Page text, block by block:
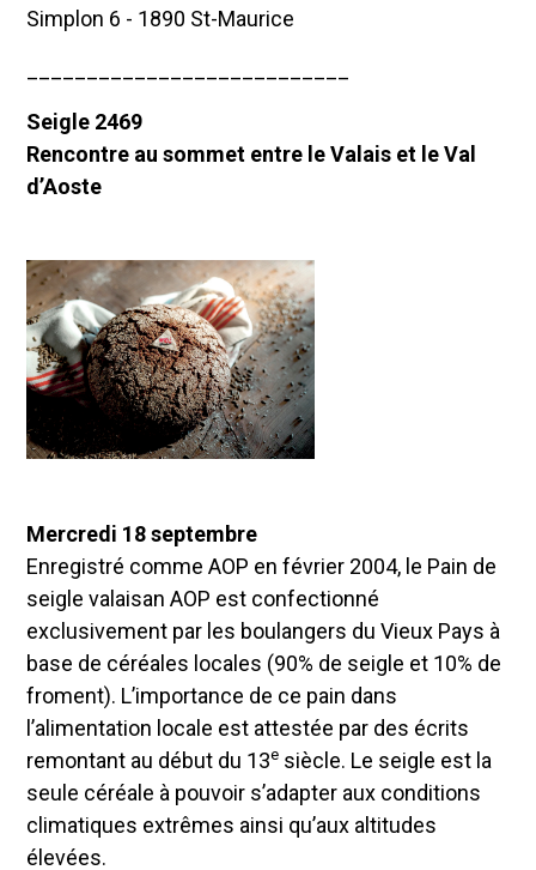
Simplon 6 - 1890 St-Maurice
Seigle 2469
Rencontre au sommet entre le Valais et le Val
d’Aoste
Mercredi 18 septembre
Enregistré comme AOP en février 2004, le Pain de
seigle valaisan AOP est confectionné
exclusivement par les boulangers du Vieux Pays à
base de céréales locales (90% de seigle et 10% de
froment). L’importance de ce pain dans
l’alimentation locale est attestée par des écrits
remontant au début du 13e siècle. Le seigle est la
seule céréale à pouvoir s’adapter aux conditions
climatiques extrêmes ainsi qu’aux altitudes
élevées.